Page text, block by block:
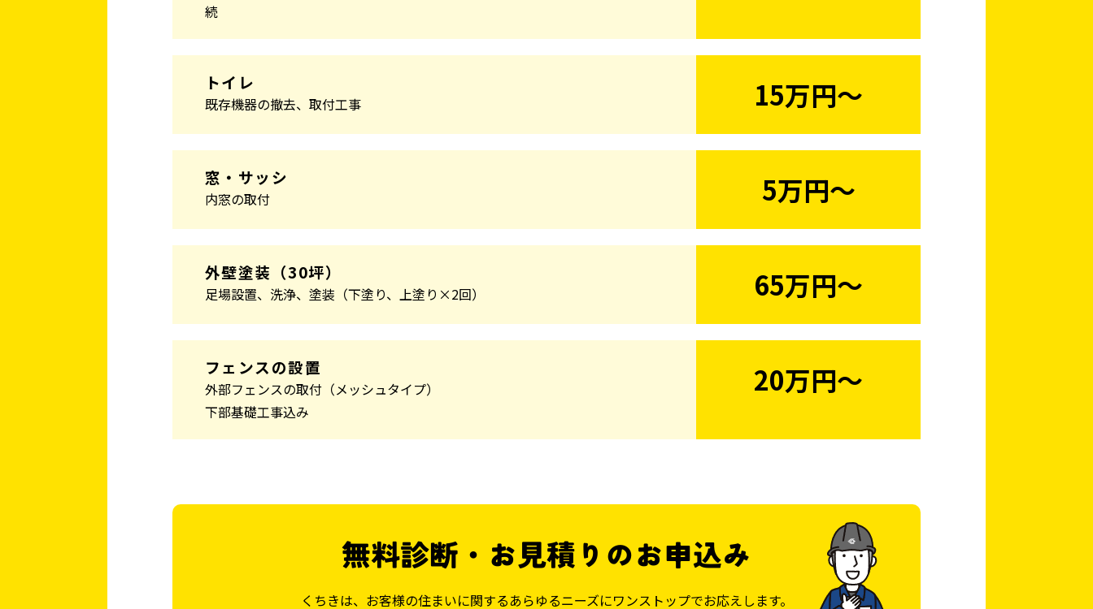
続
トイレ
既存機器の撤去、取付工事 15万円〜
窓・サッシ
内窓の取付 5万円〜
外壁塗装（30坪）
足場設置、洗浄、塗装（下塗り、上塗り×2回） 65万円〜
フェンスの設置
外部フェンスの取付（メッシュタイプ）
下部基礎工事込み
20万円〜
無料診断 ・ お見積りのお申込み
くちきは、お客様の住まいに関するあらゆるニーズにワンストップでお応えします。